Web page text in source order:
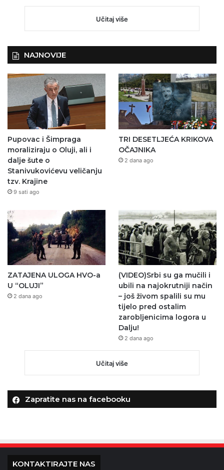
Učitaj više
NAJNOVIJE
Pupovac i Šimpraga
moraliziraju o Oluji, ali i
dalje šute o
Stanivukovićevu veličanju
tzv. Krajine
9 sati ago
TRI DESETLJEĆA KRIKOVA
OČAJNIKA
2 dana ago
ZATAJENA ULOGA HVO-a
U “OLUJI”
2 dana ago
(VIDEO)Srbi su ga mučili i
ubili na najokrutniji način
– još živom spalili su mu
tijelo pred ostalim
zarobljenicima logora u
Dalju!
2 dana ago
Učitaj više
Zapratite nas na facebooku
KONTAKTIRAJTE NAS